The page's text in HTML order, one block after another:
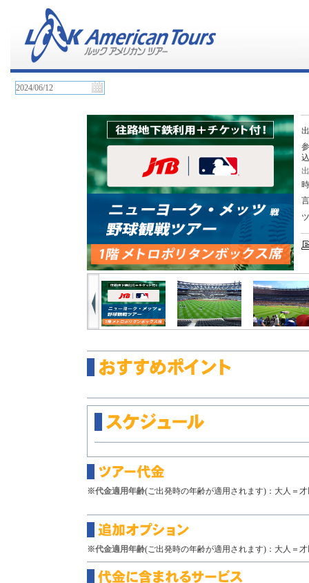
※代金適用年齢(ご出発時の年齢が適用されます)：大人＝
※代金適用年齢(ご出発時の年齢が適用されます)：大人＝